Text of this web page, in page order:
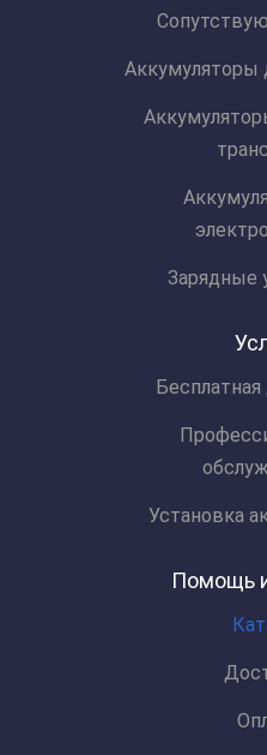
Аккумуляторы
Зарядные
Бесплатная
Установка
Помощь